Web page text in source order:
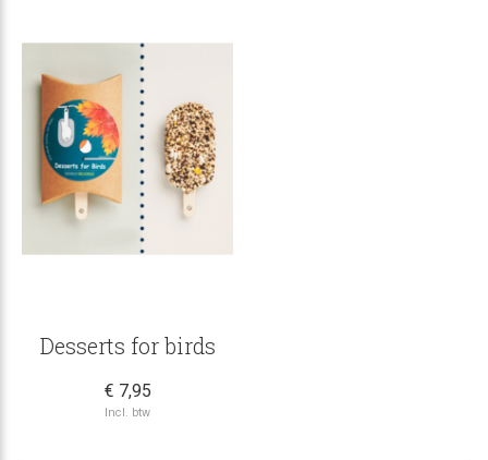
Desserts for birds
€ 7,95
Incl. btw